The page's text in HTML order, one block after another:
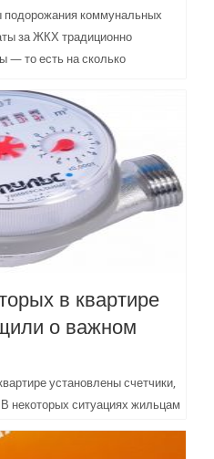
коммунальных
за ЖКХ традиционно
— то есть на сколько
в квартире
о важном
установлены счетчики,
некоторых ситуациях жильцам